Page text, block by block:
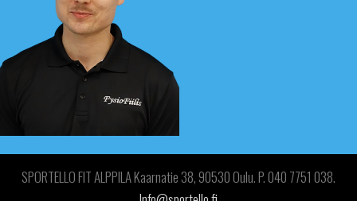
SPORTELLO FIT ALPPILA Kaarnatie 38, 90530 Oulu. P. 040 7751 038.